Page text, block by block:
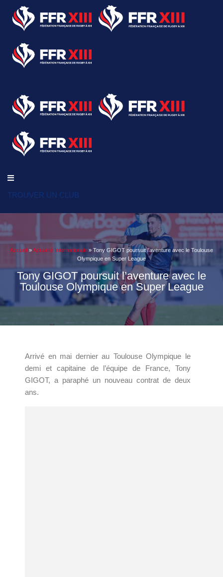
TROUVER UN CLUB
Accueil »Actualité Internationale » Tony GIGOT poursuit l’aventure avec le Toulouse
Olympique en Super League
Tony GIGOT poursuit l’aventure avec le
Toulouse Olympique en Super League
Arrivé en mai dernier au Toulouse Olympique le
demi et capitaine de l’équipe de France, Tony
GIGOT, a paraphé un nouveau contrat de deux
ans.